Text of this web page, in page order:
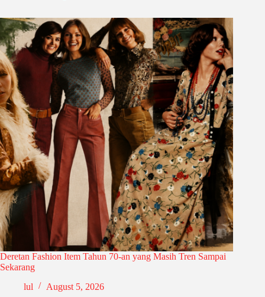
Deretan Fashion Item Tahun 70-an yang Masih Tren Sampai
Sekarang
lul
August 5, 2026